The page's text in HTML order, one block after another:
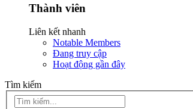
Thành viên
Liên kết nhanh
Notable Members
Đang truy cập
Hoạt động gần đây
Tìm kiếm